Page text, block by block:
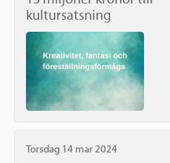
kultursatsning
Torsdag 14 mar 2024